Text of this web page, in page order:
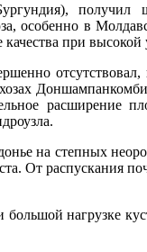
получил
особенно в
при
расширение
на степных
От распускания
нагрузке